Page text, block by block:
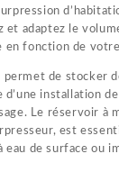
et adaptez le
en fonction de
permet de stocker
d’une installation
Le réservoir à
est
eau de surface ou